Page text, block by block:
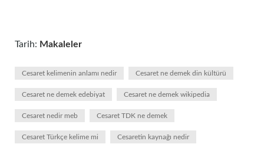
Tarih: Makaleler
Cesaret kelimenin anlamı nedir Cesaret ne demek din kültürü
Cesaret ne demek edebiyat Cesaret ne demek wikipedia
Cesaret nedir meb Cesaret TDK ne demek
Cesaret Türkçe kelime mi Cesaretin kaynağı nedir